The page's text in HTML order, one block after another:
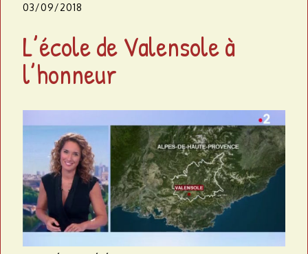
03/09/2018
L’école de Valensole à
l’honneur